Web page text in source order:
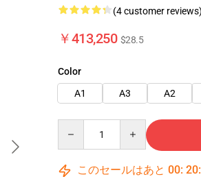
(4 customer
￥413,250 $28.5
Color
A1
A3 A2
このセールはあと 00: 20